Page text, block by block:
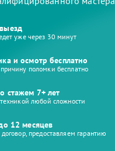
уже через 30 минут
и осмотр бесплатно
поломки бесплатно
стажем 7+ лет
любой сложности
12 месяцев
предоставляем гарантию